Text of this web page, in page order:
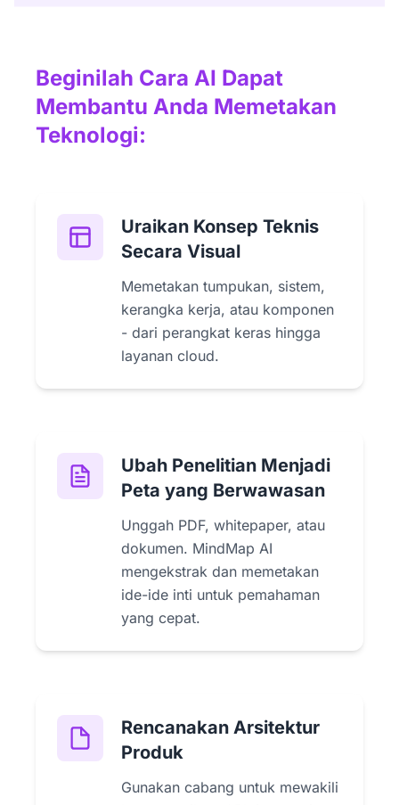
Beginilah Cara AI Dapat
Membantu Anda Memetakan
Teknologi:
Uraikan Konsep Teknis
Secara Visual
Memetakan tumpukan, sistem,
kerangka kerja, atau komponen
- dari perangkat keras hingga
layanan cloud.
Ubah Penelitian Menjadi
Peta yang Berwawasan
Unggah PDF, whitepaper, atau
dokumen. MindMap AI
mengekstrak dan memetakan
ide-ide inti untuk pemahaman
yang cepat.
Rencanakan Arsitektur
Produk
Gunakan cabang untuk mewakili